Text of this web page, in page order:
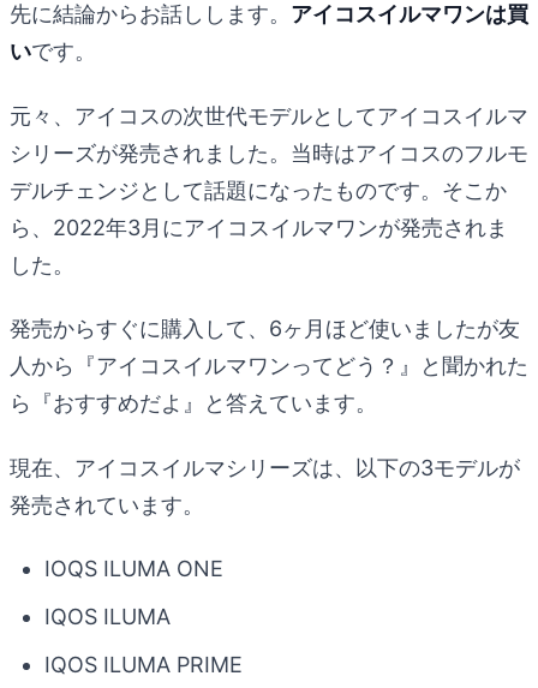
先に結論からお話しします。 アイコスイルマワンは買
いです。
元々、アイコスの次世代モデルとしてアイコスイルマ
シリーズが発売されました。当時はアイコスのフルモ
デルチェンジとして話題になったものです。そこか
ら、2022年3月にアイコスイルマワンが発売されま
した。
発売からすぐに購入して、6ヶ月ほど使いましたが友
人から『アイコスイルマワンってどう？』と聞かれた
ら『おすすめだよ』と答えています。
現在、アイコスイルマシリーズは、以下の3モデルが
発売されています。
IOQS ILUMA ONE
IQOS ILUMA
IQOS ILUMA PRIME